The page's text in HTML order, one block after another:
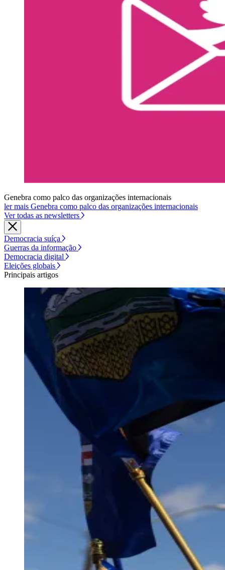
Genebra como palco das organizações internacionais
ler mais Genebra como palco das organizações internacionais
Ver todas as newsletters
Democracia suíça
Guerras da informação
Democracia digital
Eleições globais
Principais artigos